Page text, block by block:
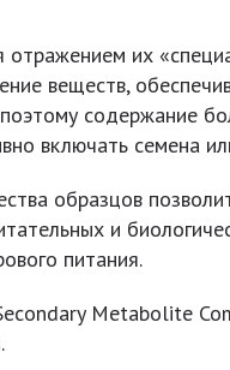
их
веществ,
содержание
включать семена
образцов
и
питания.
Metabolite